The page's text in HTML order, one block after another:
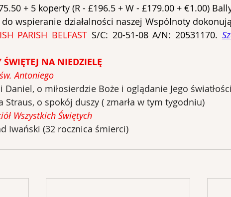
+ 5 koperty (R - £196.5 + W - £179.00 + €1.00)
wspieranie działalności naszej Wspólnoty
PARISH BELFAST S/C: 20-51-08 A/N: 20531170.
ŚWIĘTEJ NA NIEDZIELĘ
Antoniego
Daniel, o miłosierdzie Boże i oglądanie Jego światłości
Straus, o spokój duszy ( zmarła w tym tygodniu)
Wszystkich Świętych
Iwański (32 rocznica śmierci)